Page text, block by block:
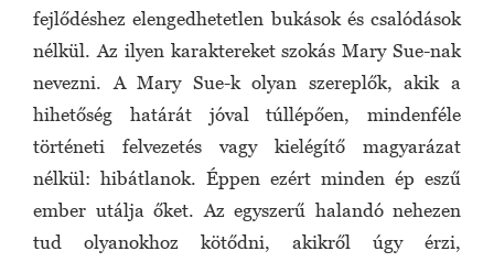
fejlődéshez elengedhetetlen bukások és csalódások
nélkül. Az ilyen karaktereket szokás Mary Sue-nak
nevezni. A Mary Sue-k olyan szereplők, akik a
hihetőség határát jóval túllépően, mindenféle
történeti felvezetés vagy kielégítő magyarázat
nélkül: hibátlanok. Éppen ezért minden ép eszű
ember utálja őket. Az egyszerű halandó nehezen
tud olyanokhoz kötődni, akikről úgy érzi,